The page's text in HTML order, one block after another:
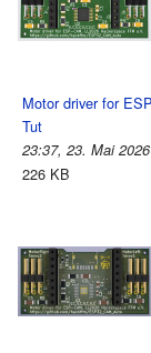
Motor driver for
Tut
23:37, 23. Mai 2026
226 KB